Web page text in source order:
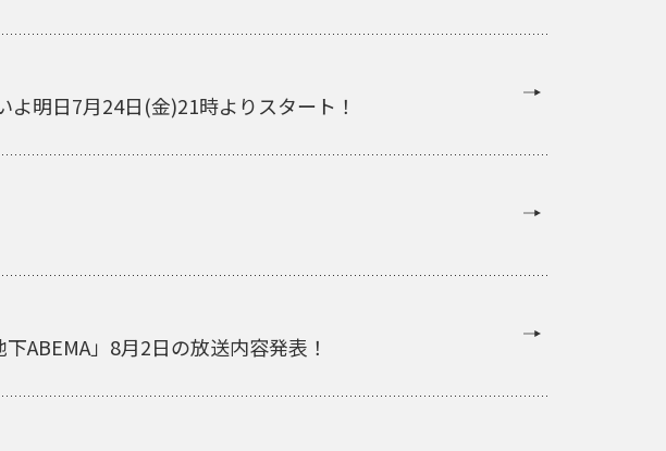
明日7月24日(金)21時よりスタート！
ABEMA」8月2日の放送内容発表！